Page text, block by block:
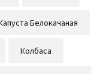
Белокачаная
Колбаса